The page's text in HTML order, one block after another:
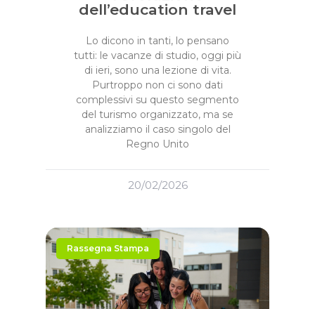
dell’education travel
Lo dicono in tanti, lo pensano
tutti: le vacanze di studio, oggi più
di ieri, sono una lezione di vita.
Purtroppo non ci sono dati
complessivi su questo segmento
del turismo organizzato, ma se
analizziamo il caso singolo del
Regno Unito
20/02/2026
Rassegna Stampa